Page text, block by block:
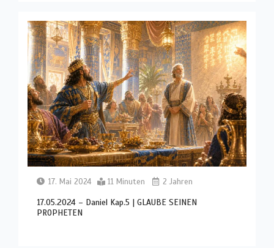
17. Mai 2024 11 Minuten 2 Jahren
17.05.2024 – Daniel Kap.5 | GLAUBE SEINEN
PROPHETEN